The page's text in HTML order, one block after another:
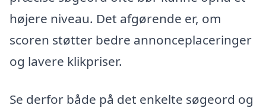
højere niveau. Det afgørende er, om
scoren støtter bedre annonceplaceringer
og lavere klikpriser.
Se derfor både på det enkelte søgeord og